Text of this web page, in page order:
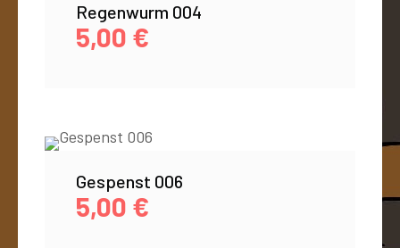
Regenwurm 004
5,00 €
Gespenst 006
5,00 €